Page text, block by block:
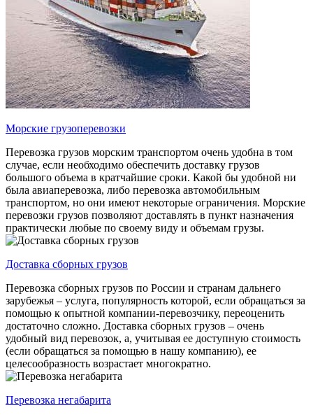
Морские грузоперевозки
Перевозка грузов морским транспортом очень удобна в том
случае, если необходимо обеспечить доставку грузов
большого объема в кратчайшие сроки. Какой бы удобной ни
была авиаперевозка, либо перевозка автомобильным
транспортом, но они имеют некоторые ограничения. Морские
перевозки грузов позволяют доставлять в пункт назначения
практически любые по своему виду и объемам грузы.
Доставка сборных грузов
Перевозка сборных грузов по России и странам дальнего
зарубежья – услуга, популярность которой, если обращаться за
помощью к опытной компании-перевозчику, переоценить
достаточно сложно. Доставка сборных грузов – очень
удобный вид перевозок, а, учитывая ее доступную стоимость
(если обращаться за помощью в нашу компанию), ее
целесообразность возрастает многократно.
Перевозка негабарита